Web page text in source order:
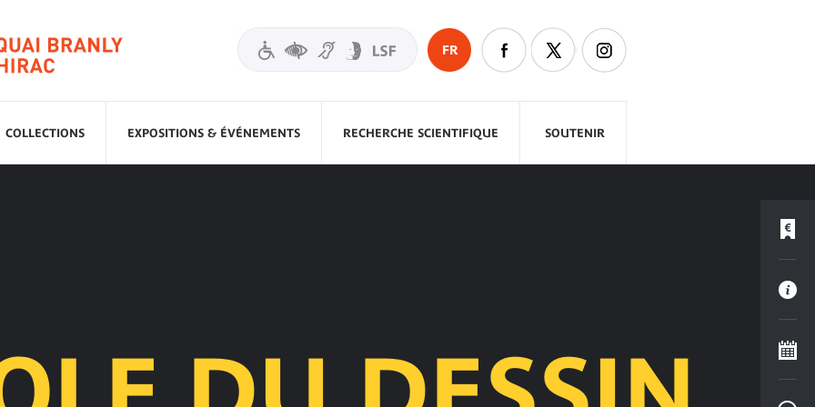
FR
COLLECTIONS EXPOSITIONS & ÉVÉNEMENTS RECHERCHE SCIENTIFIQUE SOUTENIR